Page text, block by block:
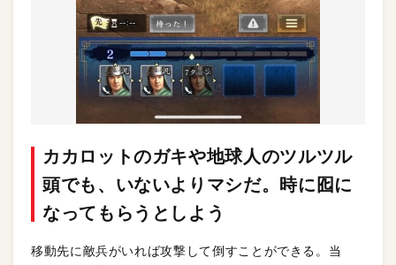
カカロットのガキや地球人のツルツル
頭でも、いないよりマシだ。時に囮に
なってもらうとしよう
移動先に敵兵がいれば攻撃して倒すことができる。当